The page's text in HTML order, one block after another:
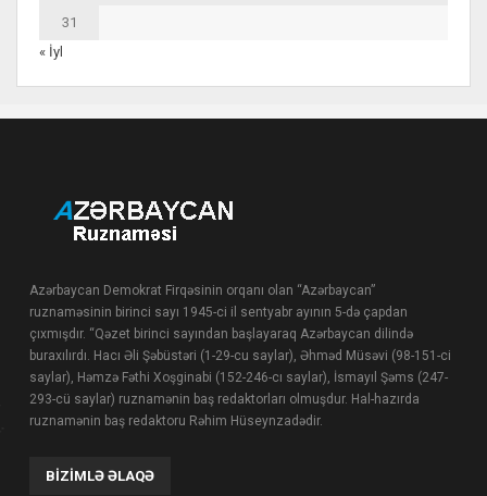
31
« İyl
Azərbaycan Demokrat Firqəsinin orqanı olan “Azərbaycan”
ruznaməsinin birinci sayı 1945-ci il sentyabr ayının 5-də çapdan
çıxmışdır. “Qəzet birinci sayından başlayaraq Azərbaycan dilində
buraxılırdı. Hacı Əli Şəbüstəri (1-29-cu saylar), Əhməd Müsəvi (98-151-ci
saylar), Həmzə Fəthi Xoşginabi (152-246-cı saylar), İsmayıl Şəms (247-
293-cü saylar) ruznamənin baş redaktorları olmuşdur. Hal-hazırda
ruznamənin baş redaktoru Rəhim Hüseynzadədir.
BIZIMLƏ ƏLAQƏ